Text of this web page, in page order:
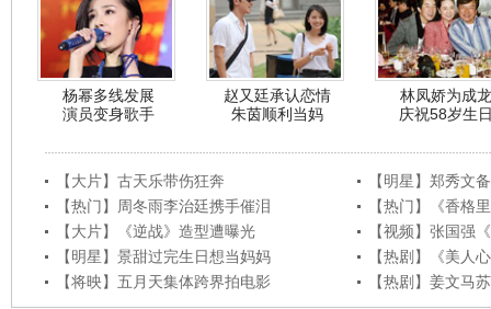
杨幂多线发展
演员变身歌手
赵又廷承认恋情
朱茵顺利当妈
林凤娇为成龙
庆祝58岁生
【大片】古天乐带伤狂奔
【明星】郑秀文
【热门】周冬雨李治廷携手催泪
【热门】《香格
【大片】《逆战》造型遭曝光
【视频】张国强
【明星】景甜过完生日想当妈妈
【热剧】《美人
【将映】五月天集体跨界拍电影
【热剧】姜文马